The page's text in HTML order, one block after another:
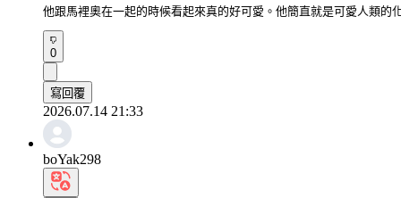
他跟馬裡奧在一起的時候看起來真的好可愛。他簡直就是可愛人類的
0
寫回覆
2026.07.14 21:33
boYak298